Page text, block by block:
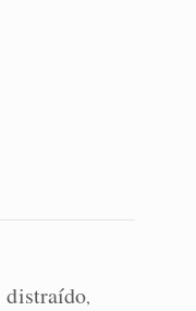
distraído,